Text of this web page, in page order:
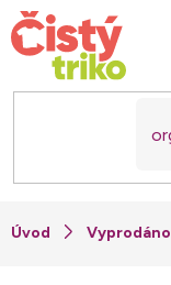
Přejít
na
obsah
Vyprodáno